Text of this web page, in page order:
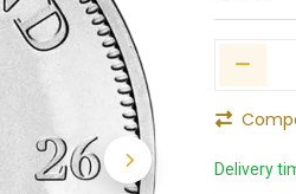
Delivery